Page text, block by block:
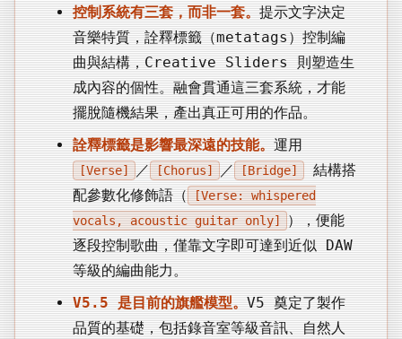
控制系統有三套，而非一套。提示文字決定
音樂特質，詮釋標籤（metatags）控制編
曲與結構，Creative Sliders 則塑造生
成內容的個性。融會貫通這三套系統，才能
擺脫隨機結果，產出真正可用的作品。
詮釋標籤是影響最深遠的技能。運用
[Verse] ／ [Chorus] ／ [Bridge] 結構搭
配參數化修飾語（ [Verse: whispered
vocals, acoustic guitar only] ），便能
逐段控制歌曲，僅靠文字即可達到近似 DAW
等級的編曲能力。
V5.5 是目前的旗艦模型。V5 奠定了製作
品質的基礎，包括錄音室等級音訊、自然人